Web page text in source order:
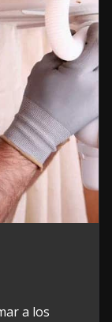
a los